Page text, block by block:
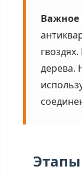
Важное
дерева.
Этапы